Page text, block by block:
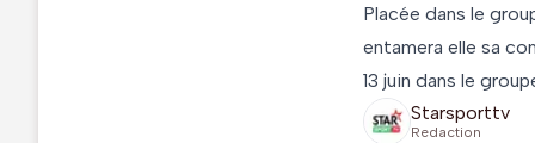
Placée dans le
entamera elle sa
13 juin dans le
Starsporttv
Redaction